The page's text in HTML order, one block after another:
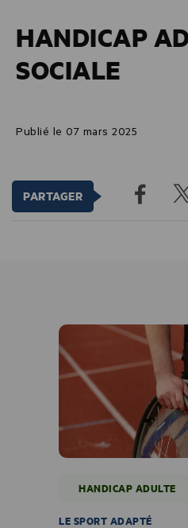
HANDICAP
SOCIALE
Publié le 07 mars 2025
PARTAGER
HANDICAP ADULTE
LE SPORT ADAPTÉ